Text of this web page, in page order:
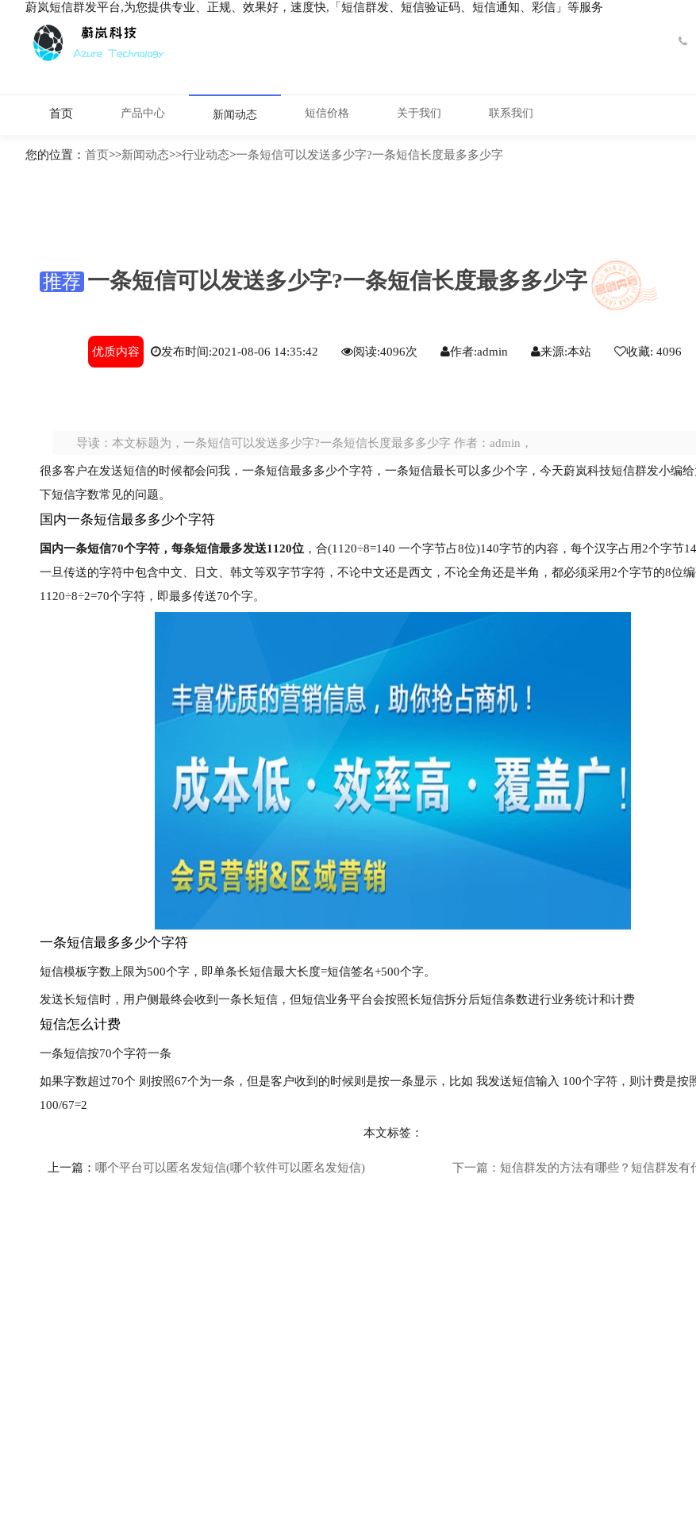
蔚岚短信群发平台,为您提供专业、正规、效果好，速度快,「短信群发、短信验证码、短信通知、彩信」等服务
首页 产品中心 新闻动态 短信价格 关于我们 联系我们
您的位置： 首页>>新闻动态>>行业动态>一条短信可以发送多少字?一条短信长度最多多少字
推荐 一条短信可以发送多少字?一条短信长度最多多少字
优质内容 发布时间:2021-08-06 14:35:42 阅读:4096次 作者:admin 来源:本站 收藏: 4096
导读：本文标题为，一条短信可以发送多少字?一条短信长度最多多少字 作者：admin，
很多客户在发送短信的时候都会问我，一条短信最多多少个字符，一条短信最长可以多少个字，今天蔚岚科技短信群发小编
下短信字数常见的问题。
国内一条短信最多多少个字符
国内一条短信70个字符，每条短信最多发送1120位 ，合(1120÷8=140 一个字节占8位)140字节的内容，每个汉字占用2个字节
一旦传送的字符中包含中文、日文、韩文等双字节字符，不论中文还是西文，不论全角还是半角，都必须采用2个字节的8位
1120÷8÷2=70个字符，即最多传送70个字。
一条短信最多多少个字符
短信模板字数上限为500个字，即单条长短信最大长度=短信签名+500个字。
发送长短信时，用户侧最终会收到一条长短信，但短信业务平台会按照长短信拆分后短信条数进行业务统计和计费
短信怎么计费
一条短信按70个字符一条
如果字数超过70个 则按照67个为一条，但是客户收到的时候则是按一条显示，比如 我发送短信输入 100个字符，则计费是按
100/67=2
本文标签：
上一篇： 哪个平台可以匿名发短信(哪个软件可以匿名发短信) 下一篇： 短信群发的方法有哪些？短信群发有